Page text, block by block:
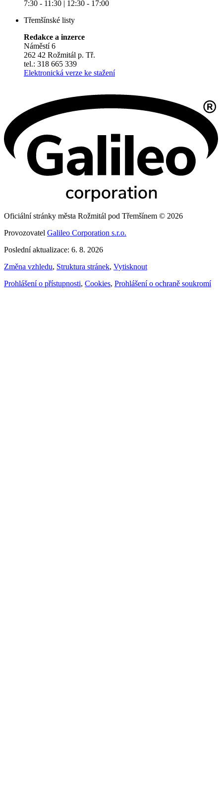
7:30 - 11:30 | 12:30 - 17:00
Třemšínské listy
Redakce a inzerce
Náměstí 6
262 42 Rožmitál p. Tř.
tel.: 318 665 339
Elektronická verze ke stažení
Oficiální stránky města Rožmitál pod Třemšínem © 2026
Provozovatel Galileo Corporation s.r.o.
Poslední aktualizace: 6. 8. 2026
Změna vzhledu, Struktura stránek, Vytisknout
Prohlášení o přístupnosti, Cookies, Prohlášení o ochraně soukromí